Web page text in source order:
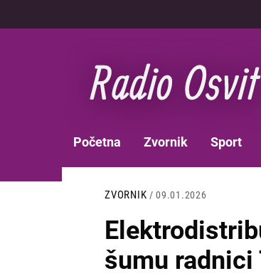
na
NAVIGATION
Početna Zvornik Sport
ZVORNIK / 09.01.2026
šumu radnici